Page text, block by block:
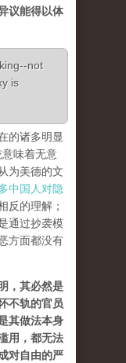
议能得以体
not
is
的诸多明显
味着无意
为美德的文
中国人对隐
反的理解；
通过抄袭模
方面都没有
，其必然是
不轨的官员
其做法本身
用，都无法
对自由的严